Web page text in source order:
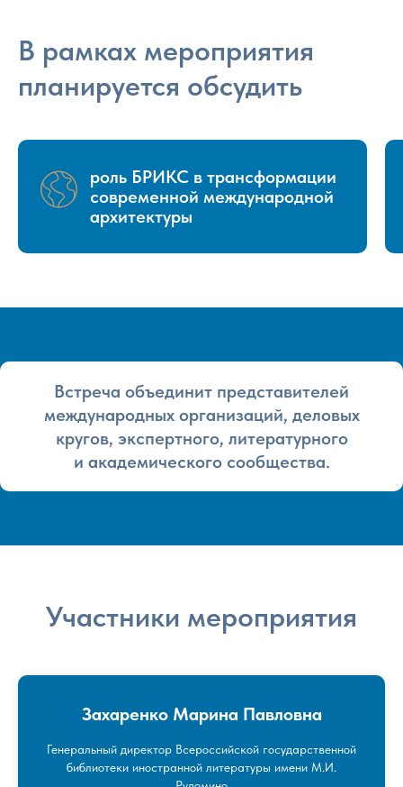
В рамках мероприятия
планируется обсудить
роль БРИКС в трансформации
современной международной
архитектуры
Встреча объединит представителей
международных организаций, деловых
кругов, экспертного, литературного
и академического сообщества.
Участники мероприятия
Захаренко Марина Павловна
Генеральный директор Всероссийской государственной
библиотеки иностранной литературы имени М.И.